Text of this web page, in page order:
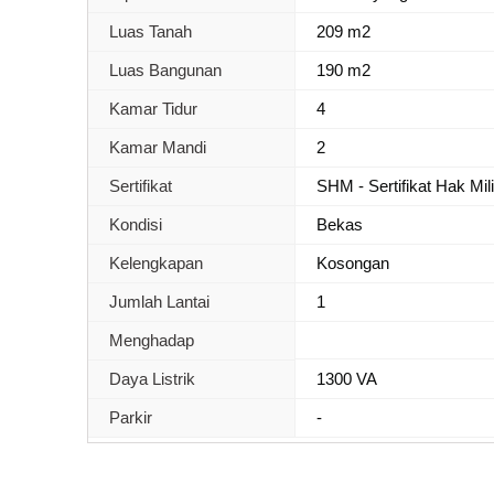
Luas Tanah 209 m2
Luas Bangunan 190 m2
Kamar Tidur 4
Kamar Mandi 2
Sertifikat SHM - Sertifikat Hak
Kondisi Bekas
Kelengkapan Kosongan
Jumlah Lantai 1
Menghadap
Daya Listrik 1300 VA
Parkir -